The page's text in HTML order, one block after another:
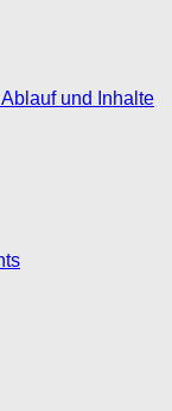
und Inhalte